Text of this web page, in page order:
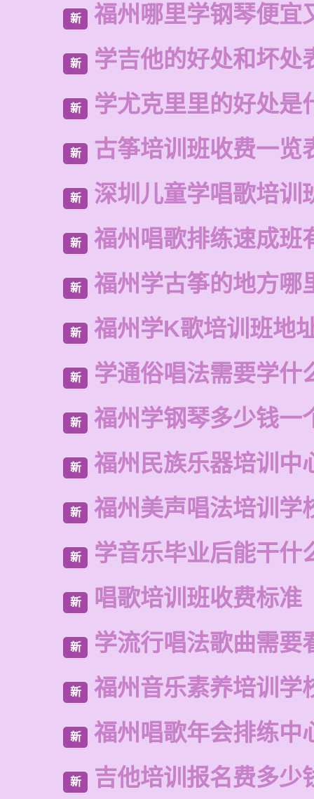
新 福州哪里学钢琴便宜
新 学吉他的好处和坏处
新 学尤克里里的好处是
新 古筝培训班收费一览
新 深圳儿童学唱歌培训
新 福州唱歌排练速成班
新 福州学古筝的地方哪
新 福州学K歌培训班地
新 学通俗唱法需要学什
新 福州学钢琴多少钱一
新 福州民族乐器培训中
新 福州美声唱法培训学
新 学音乐毕业后能干什
新 唱歌培训班收费标准
新 学流行唱法歌曲需要
新 福州音乐素养培训学
新 福州唱歌年会排练中
新 吉他培训报名费多少